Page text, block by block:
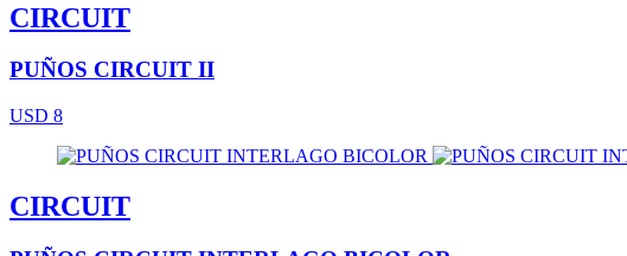
CIRCUIT
PUÑOS CIRCUIT II
USD 8
CIRCUIT